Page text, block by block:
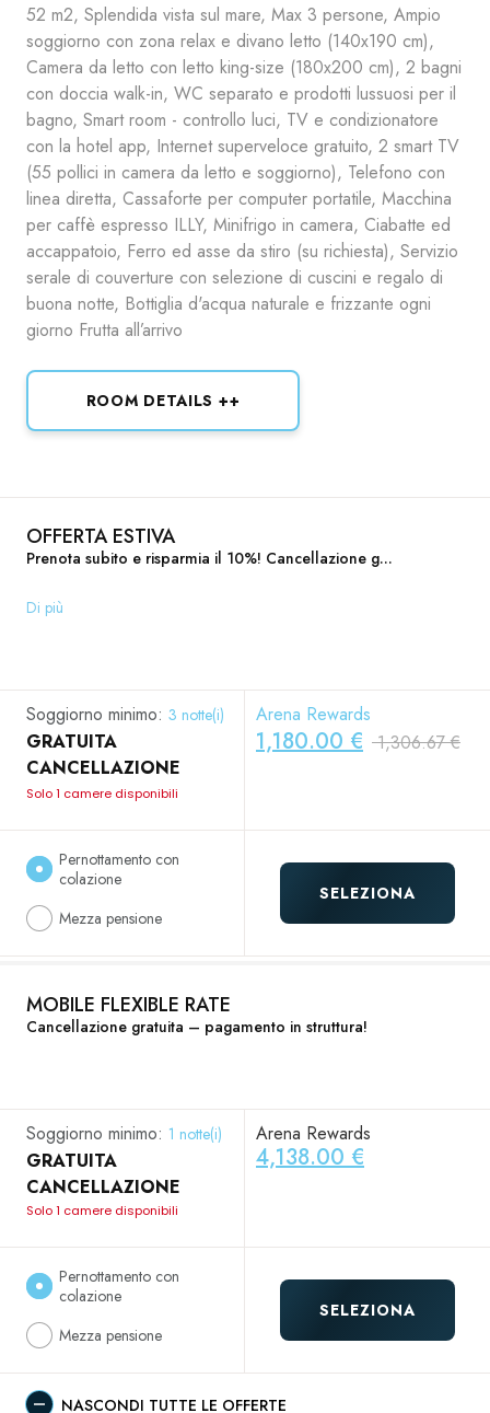
52 m2, Splendida vista sul mare, Max 3 persone, Ampio
soggiorno con zona relax e divano letto (140x190 cm),
Camera da letto con letto king-size (180x200 cm), 2 bagni
con doccia walk-in, WC separato e prodotti lussuosi per il
bagno, Smart room - controllo luci, TV e condizionatore
con la hotel app, Internet superveloce gratuito, 2 smart TV
(55 pollici in camera da letto e soggiorno), Telefono con
linea diretta, Cassaforte per computer portatile, Macchina
per caffè espresso ILLY, Minifrigo in camera, Ciabatte ed
accappatoio, Ferro ed asse da stiro (su richiesta), Servizio
serale di couverture con selezione di cuscini e regalo di
buona notte, Bottiglia d'acqua naturale e frizzante ogni
giorno Frutta all’arrivo
ROOM DETAILS ++
OFFERTA ESTIVA
Prenota subito e risparmia il 10%! Cancellazione g...
Di più
Soggiorno minimo: 3 notte(i)
GRATUITA
CANCELLAZIONE
Solo 1 camere disponibili
Arena Rewards
1,180.00 € 1,306.67 €
Pernottamento con
colazione
Mezza pensione
SELEZIONA
MOBILE FLEXIBLE RATE
Cancellazione gratuita – pagamento in struttura!
Soggiorno minimo: 1 notte(i)
GRATUITA
CANCELLAZIONE
Solo 1 camere disponibili
Arena Rewards
4,138.00 €
Pernottamento con
colazione
Mezza pensione
SELEZIONA
NASCONDI TUTTE LE OFFERTE